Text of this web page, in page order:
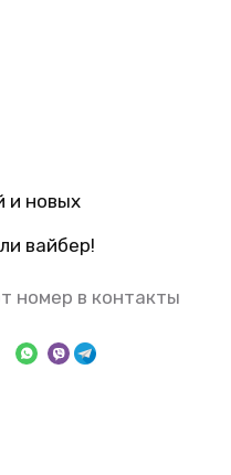
и новых
вайбер!
номер в контакты